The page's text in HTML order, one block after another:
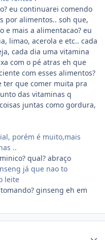
eu continuarei comendo
por alimentos.. soh que,
e mais a alimentacao? eu
limao, acerola e etc.. cada
cada dia uma vitamina
com o pé atras eh que
com esses alimentos?
ter que comer muita pra
das vitaminas q
juntas como gordura,
porém é muito,mais
..
qual? abraço
já que nao to
leite
ginseng eh em